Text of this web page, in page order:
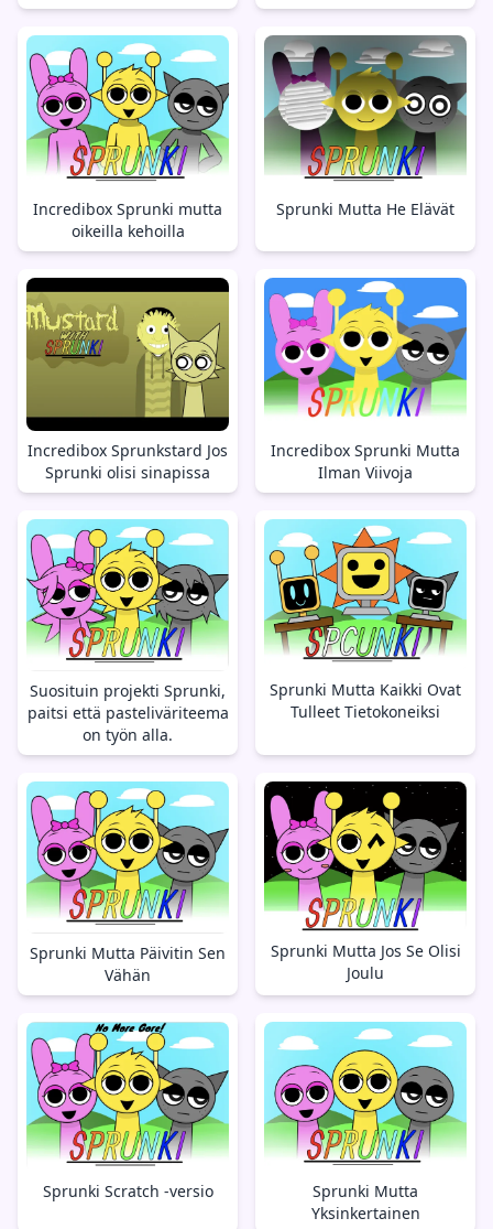
Incredibox Sprunki mutta
oikeilla kehoilla
Sprunki Mutta He Elävät
Incredibox Sprunkstard Jos
Sprunki olisi sinapissa
Incredibox Sprunki Mutta
Ilman Viivoja
Suosituin projekti Sprunki,
paitsi että pasteliväriteema
on työn alla.
Sprunki Mutta Kaikki Ovat
Tulleet Tietokoneiksi
Sprunki Mutta Päivitin Sen
Vähän
Sprunki Mutta Jos Se Olisi
Joulu
Sprunki Scratch -versio
Sprunki Mutta
Yksinkertainen